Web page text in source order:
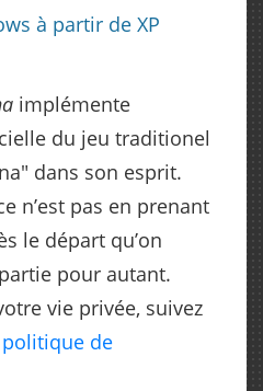
à partir de XP
implémente
du jeu traditionel
dans son esprit.
n’est pas en prenant
le départ qu’on
pour autant.
vie privée, suivez
de